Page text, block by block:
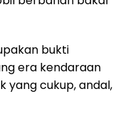
bukti
era kendaraan
yang cukup, andal,